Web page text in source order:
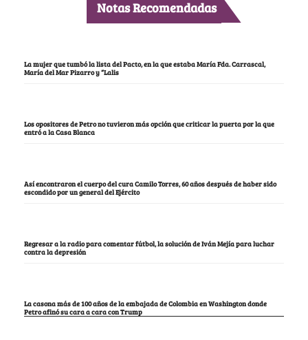
Notas Recomendadas
La mujer que tumbó la lista del Pacto, en la que estaba María Fda. Carrascal,
María del Mar Pizarro y “Lalis
Los opositores de Petro no tuvieron más opción que criticar la puerta por la que
entró a la Casa Blanca
Así encontraron el cuerpo del cura Camilo Torres, 60 años después de haber sido
escondido por un general del Ejército
Regresar a la radio para comentar fútbol, la solución de Iván Mejía para luchar
contra la depresión
La casona más de 100 años de la embajada de Colombia en Washington donde
Petro afinó su cara a cara con Trump